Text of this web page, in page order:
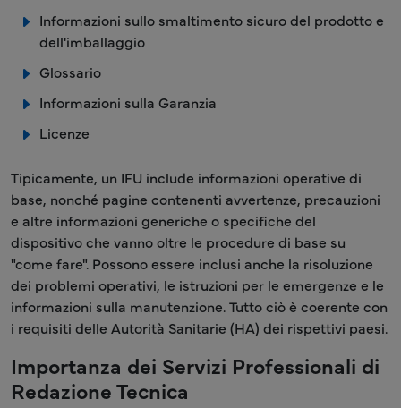
Informazioni sullo smaltimento sicuro del prodotto e
dell'imballaggio
Glossario
Informazioni sulla Garanzia
Licenze
Tipicamente, un IFU include informazioni operative di
base, nonché pagine contenenti avvertenze, precauzioni
e altre informazioni generiche o specifiche del
dispositivo che vanno oltre le procedure di base su
"come fare". Possono essere inclusi anche la risoluzione
dei problemi operativi, le istruzioni per le emergenze e le
informazioni sulla manutenzione. Tutto ciò è coerente con
i requisiti delle Autorità Sanitarie (HA) dei rispettivi paesi.
Importanza dei Servizi Professionali di
Redazione Tecnica